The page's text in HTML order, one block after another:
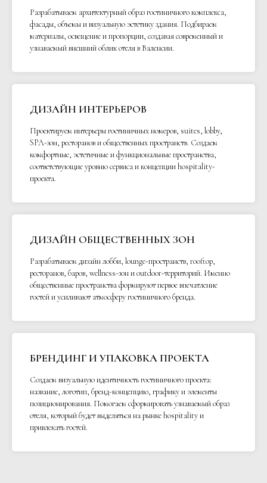
Разрабатываем архитектурный образ гостиничного комплекса,
фасады, объемы и визуальную эстетику здания. Подбираем
материалы, освещение и пропорции, создавая современный и
узнаваемый внешний облик отеля в Валенсии.
ДИЗАЙН ИНТЕРЬЕРОВ
Проектируем интерьеры гостиничных номеров, suites, lobby,
SPA-зон, ресторанов и общественных пространств. Создаем
комфортные, эстетичные и функциональные пространства,
соответствующие уровню сервиса и концепции hospitality-
проекта.
ДИЗАЙН ОБЩЕСТВЕННЫХ ЗОН
Разрабатываем дизайн лобби, lounge-пространств, rooftop,
ресторанов, баров, wellness-зон и outdoor-территорий. Именно
общественные пространства формируют первое впечатление
гостей и усиливают атмосферу гостиничного бренда.
БРЕНДИНГ И УПАКОВКА ПРОЕКТА
Создаем визуальную идентичность гостиничного проекта:
название, логотип, бренд-концепцию, графику и элементы
позиционирования. Помогаем сформировать узнаваемый образ
отеля, который будет выделяться на рынке hospitality и
привлекать гостей.